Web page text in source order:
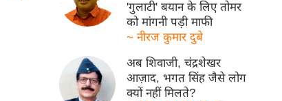
'गुलाटी' बयान के लिए तोमर
को मांगनी पड़ी माफी
~ नीरज कुमार दुबे
अब शिवाजी, चंद्रशेखर
आज़ाद, भगत सिंह जैसे लोग
क्यों नहीं मिलते?